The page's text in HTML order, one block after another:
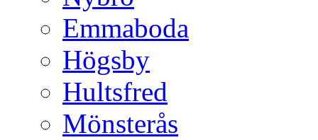
Emmaboda
Högsby
Hultsfred
Mönsterås